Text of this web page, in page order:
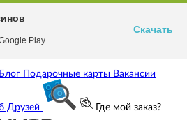
Блог Подарочные карты Вакансии
Друзей Где мой заказ?
Play
Скачать